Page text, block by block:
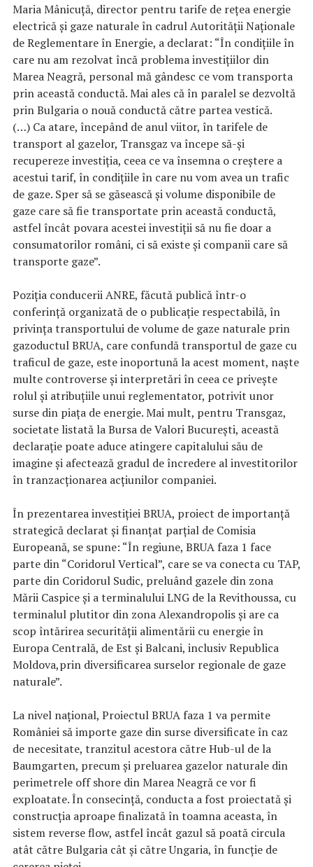
Maria Mânicuţă, director pentru tarife de reţea energie
electrică şi gaze naturale în cadrul Autorităţii Naţionale
de Reglementare în Energie, a declarat: “În condiţiile în
care nu am rezolvat încă problema investiţiilor din
Marea Neagră, personal mă gândesc ce vom transporta
prin această conductă. Mai ales că în paralel se dezvoltă
prin Bulgaria o nouă conductă către partea vestică.
(…) Ca atare, începând de anul viitor, în tarifele de
transport al gazelor, Transgaz va începe să-şi
recupereze investiţia, ceea ce va însemna o creştere a
acestui tarif, în condiţiile în care nu vom avea un trafic
de gaze. Sper să se găsească şi volume disponibile de
gaze care să fie transportate prin această conductă,
astfel încât povara acestei investiţii să nu fie doar a
consumatorilor români, ci să existe şi companii care să
transporte gaze”.
Poziția conducerii ANRE, făcută publică într-o
conferință organizată de o publicație respectabilă, în
privința transportului de volume de gaze naturale prin
gazoductul BRUA, care confundă transportul de gaze cu
traficul de gaze, este inoportună la acest moment, naște
multe controverse și interpretări în ceea ce privește
rolul și atribuțiile unui reglementator, potrivit unor
surse din piaţa de energie. Mai mult, pentru Transgaz,
societate listată la Bursa de Valori București, această
declarație poate aduce atingere capitalului său de
imagine și afectează gradul de încredere al investitorilor
în tranzacționarea acțiunilor companiei.
În prezentarea investiţiei BRUA, proiect de importanță
strategică declarat şi finanţat parţial de Comisia
Europeană, se spune: “În regiune, BRUA faza 1 face
parte din “Coridorul Vertical”, care se va conecta cu TAP,
parte din Coridorul Sudic, preluând gazele din zona
Mării Caspice și a terminalului LNG de la Revithoussa, cu
terminalul plutitor din zona Alexandropolis și are ca
scop întărirea securității alimentării cu energie în
Europa Centrală, de Est și Balcani, inclusiv Republica
Moldova,prin diversificarea surselor regionale de gaze
naturale”.
La nivel național, Proiectul BRUA faza 1 va permite
României să importe gaze din surse diversificate în caz
de necesitate, tranzitul acestora către Hub-ul de la
Baumgarten, precum și preluarea gazelor naturale din
perimetrele off shore din Marea Neagră ce vor fi
exploatate. În consecință, conducta a fost proiectată și
construcția aproape finalizată în toamna aceasta, în
sistem reverse flow, astfel încât gazul să poată circula
atât către Bulgaria cât și către Ungaria, în funcție de